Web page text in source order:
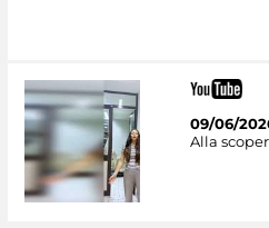
09/06/
Alla